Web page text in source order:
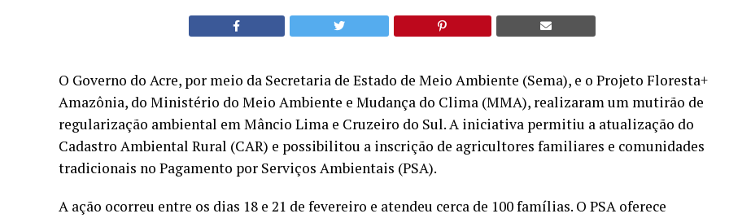
O Governo do Acre, por meio da Secretaria de Estado de Meio Ambiente (Sema), e o Projeto Floresta+
Amazônia, do Ministério do Meio Ambiente e Mudança do Clima (MMA), realizaram um mutirão de
regularização ambiental em Mâncio Lima e Cruzeiro do Sul. A iniciativa permitiu a atualização do
Cadastro Ambiental Rural (CAR) e possibilitou a inscrição de agricultores familiares e comunidades
tradicionais no Pagamento por Serviços Ambientais (PSA).
A ação ocorreu entre os dias 18 e 21 de fevereiro e atendeu cerca de 100 famílias. O PSA oferece